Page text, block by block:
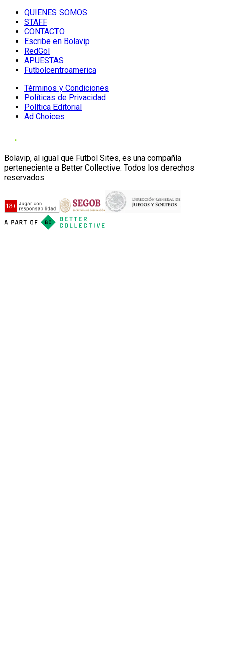
QUIENES SOMOS
STAFF
CONTACTO
Escribe en Bolavip
RedGol
APUESTAS
Futbolcentroamerica
Términos y Condiciones
Políticas de Privacidad
Política Editorial
Ad Choices
Bolavip, al igual que Futbol Sites, es una compañía
perteneciente a Better Collective. Todos los derechos
reservados